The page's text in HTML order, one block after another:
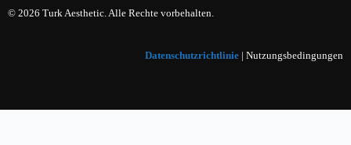
© 2026 Turk Aesthetic. Alle Rechte vorbehalten.
Datenschutzrichtlinie | Nutzungsbedingungen